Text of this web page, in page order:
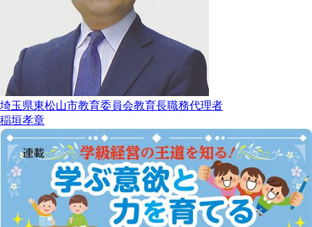
埼玉県東松山市教育委員会教育長職務代理者
稲垣孝章